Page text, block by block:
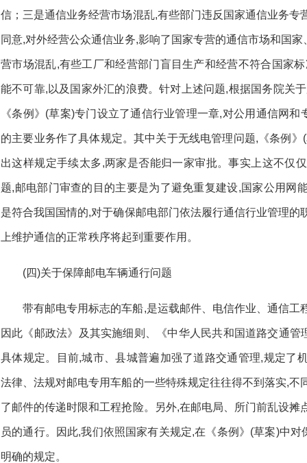
信；三是通信业务经营市场混乱,有些部门违反国家通信业务专
同意,对外经营公众通信业务,影响了国家专营的通信市场和国
营市场混乱,有些工厂和经营部门盲目生产和经营不符合国家
能不可靠,以及国家外汇的浪费。针对上述问题,根据国务院关
《条例》(草案)专门设立了通信行业管理一章,对公用通信网
的主要业务作了具体规定。其中关于无线电管理问题,《条例
出这样规定手续太多,两家是否能归一家审批。事实上这不仅
题,邮电部门审查的目的主要是为了避免重复建设,国家公用网
是符合我国国情的,对于确保邮电部门依法履行通信行业管理
上维护通信的正常秩序将起到重要作用。
(四)关于保障邮电车辆通行问题
带有邮电专用标志的车船,是运载邮件、电信作业、通信工
因此《邮政法》及其实施细则、《中华人民共和国道路交通
具体规定。目前,城市、县城普遍加强了道路交通管理,规定了
法律、法规对邮电专用车船的一些特殊规定往往得不到落实,不
了邮件的传递时限和工程抢险。另外,在邮电局、所门前乱设
员的通行。因此,我们依照国家有关规定,在《条例》(草案)中
明确的规定。